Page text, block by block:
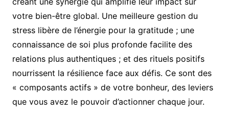
votre bien-être global. Une meilleure gestion du
stress libère de l’énergie pour la gratitude ; une
connaissance de soi plus profonde facilite des
relations plus authentiques ; et des rituels positifs
nourrissent la résilience face aux défis. Ce sont des
« composants actifs » de votre bonheur, des leviers
que vous avez le pouvoir d’actionner chaque jour.